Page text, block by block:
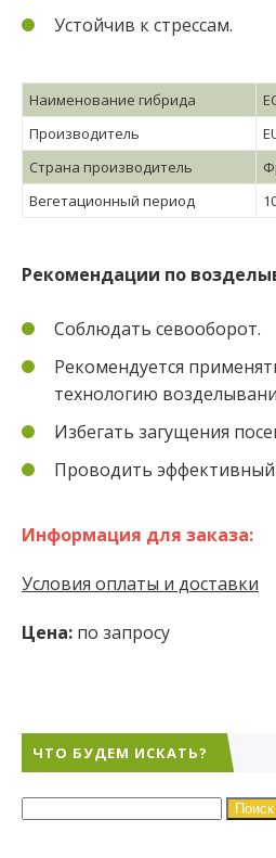
Устойчив к стрессам.
Наименование гибрида
Производитель
Страна производитель
Вегетационный период
Рекомендации по
Соблюдать севооборот.
Рекомендуется
технологию
Избегать загущения
Проводить эффективный
Информация для заказа:
Условия оплаты и доставки
Цена: по запросу
ЧТО БУДЕМ ИСКАТЬ?
Найти: